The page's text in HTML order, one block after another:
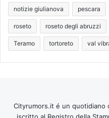
notizie giulianova pescara
roseto roseto degli abruzzi
Teramo tortoreto val
Cityrumors.it é un quotidiano